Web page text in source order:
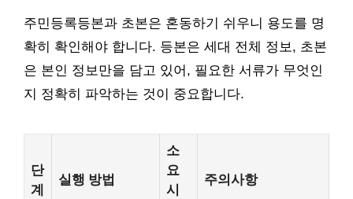
주민등록등본과 초본은 혼동하기 쉬우니 용도를 명
확히 확인해야 합니다. 등본은 세대 전체 정보, 초본
은 본인 정보만을 담고 있어, 필요한 서류가 무엇인
지 정확히 파악하는 것이 중요합니다.
단
계
실행 방법
소
요
시
주의사항